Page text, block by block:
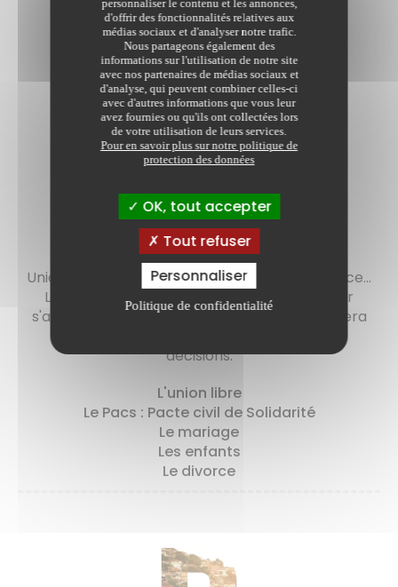
Droit de la famille
Union libre, PACS, mariage et remariage, divorce...
Le droit de la famille ne cesse d'évoluer pour
s'adapter à la société. Votre notaire vous aidera
décisions.
L'union libre
Le Pacs : Pacte civil de Solidarité
Le mariage
Les enfants
Le divorce
personnaliser le contenu et les annonces,
d'offrir des fonctionnalités relatives aux
médias sociaux et d'analyser notre trafic.
Nous partageons également des
informations sur l'utilisation de notre site
avec nos partenaires de médias sociaux et
d'analyse, qui peuvent combiner celles-ci
avec d'autres informations que vous leur
avez fournies ou qu'ils ont collectées lors
de votre utilisation de leurs services.
Pour en savoir plus sur notre politique de
protection des données
OK, tout accepter
Tout refuser
Personnaliser
Politique de confidentialité